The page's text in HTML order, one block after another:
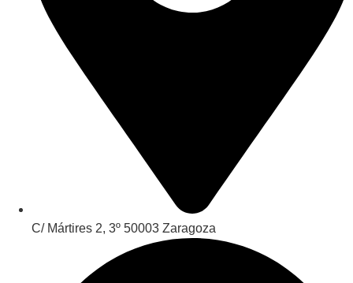
C/ Mártires 2, 3º 50003 Zaragoza